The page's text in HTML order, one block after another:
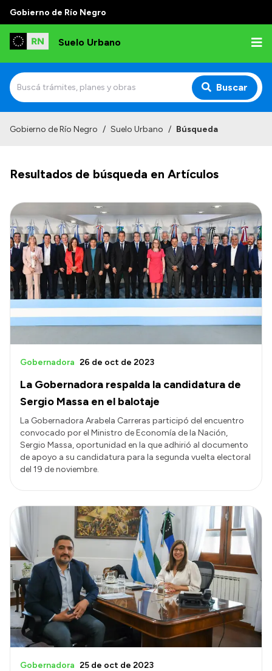
Gobierno de Río Negro
Suelo Urbano
Buscar
Gobierno de Río Negro / Suelo Urbano / Búsqueda
Resultados de búsqueda en Artículos
La Gobernadora respalda la candidatura de
Sergio Massa en el balotaje
Gobernadora 26 de oct de 2023
La Gobernadora Arabela Carreras participó del encuentro
convocado por el Ministro de Economía de la Nación,
Sergio Massa, oportunidad en la que adhirió al documento
de apoyo a su candidatura para la segunda vuelta electoral
del 19 de noviembre.
Gobernadora 25 de oct de 2023